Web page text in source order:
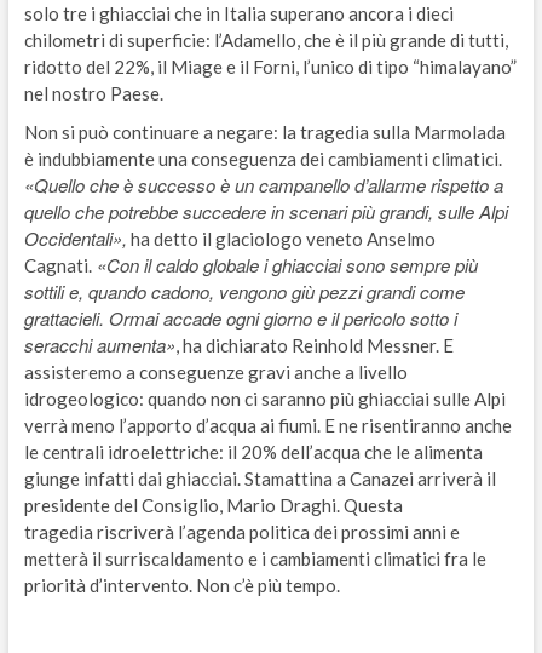
solo tre i ghiacciai che in Italia superano ancora i dieci
chilometri di superficie: l’Adamello, che è il più grande di tutti,
ridotto del 22%, il Miage e il Forni, l’unico di tipo “himalayano”
nel nostro Paese.
Non si può continuare a negare: la tragedia sulla Marmolada
è indubbiamente una conseguenza dei cambiamenti climatici.
«Quello che è successo è un campanello d’allarme rispetto a
quello che potrebbe succedere in scenari più grandi, sulle Alpi
Occidentali», ha detto il glaciologo veneto Anselmo
Cagnati. «Con il caldo globale i ghiacciai sono sempre più
sottili e, quando cadono, vengono giù pezzi grandi come
grattacieli. Ormai accade ogni giorno e il pericolo sotto i
seracchi aumenta» , ha dichiarato Reinhold Messner. E
assisteremo a conseguenze gravi anche a livello
idrogeologico: quando non ci saranno più ghiacciai sulle Alpi
verrà meno l’apporto d’acqua ai fiumi. E ne risentiranno anche
le centrali idroelettriche: il 20% dell’acqua che le alimenta
giunge infatti dai ghiacciai. Stamattina a Canazei arriverà il
presidente del Consiglio, Mario Draghi. Questa
tragedia riscriverà l’agenda politica dei prossimi anni e
metterà il surriscaldamento e i cambiamenti climatici fra le
priorità d’intervento. Non c’è più tempo.